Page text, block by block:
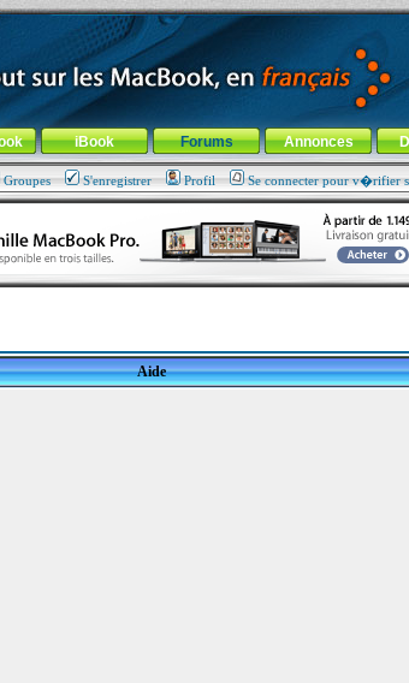
menu de la rubrique
iBook Forums Annonces
Groupes S'enregistrer Profil Se connecter pour v�rifier
Aide